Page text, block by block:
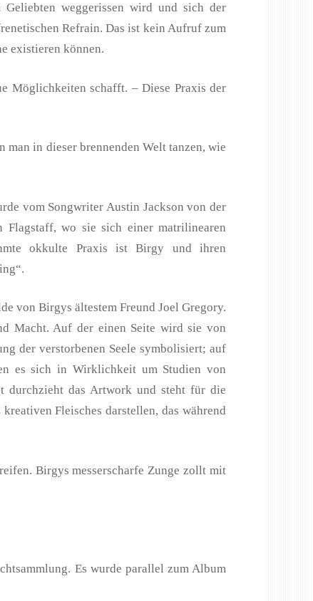
weggerissen wird und sich der
Refrain. Das ist kein Aufruf zum
existieren können.
Möglichkeiten schafft. – Diese Praxis der
in dieser brennenden Welt tanzen, wie
vom Songwriter Austin Jackson von der
Flagstaff, wo sie sich einer matrilinearen
okkulte Praxis ist Birgy und ihren
von Birgys ältestem Freund Joel Gregory.
Macht. Auf der einen Seite wird sie von
der verstorbenen Seele symbolisiert; auf
es sich in Wirklichkeit um Studien von
durchzieht das Artwork und steht für die
Fleisches darstellen, das während
Birgys messerscharfe Zunge zollt mit
Es wurde parallel zum Album